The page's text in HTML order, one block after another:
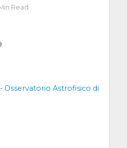
Read
Osservatorio Astrofisico di